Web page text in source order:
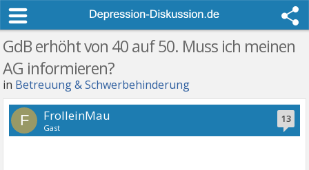
GdB erhöht von 40 auf 50. Muss ich meinen
AG informieren?
in Betreuung & Schwerbehinderung
13
F FrolleinMau
Gast